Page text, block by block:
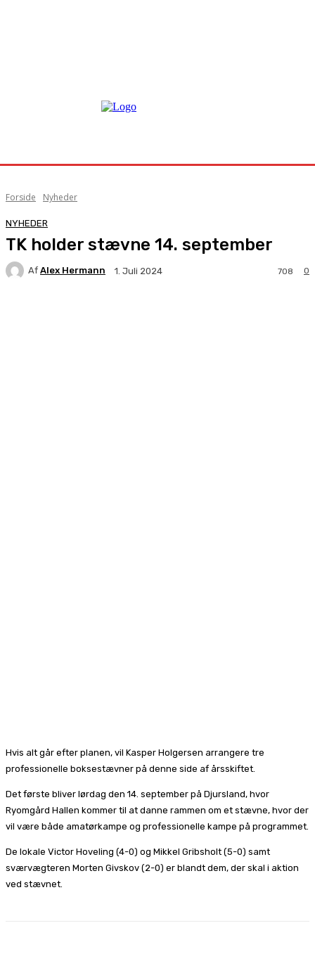
Forside Nyheder
NYHEDER
TK holder stævne 14. september
Af Alex Hermann 1. Juli 2024 0
708
Hvis alt går efter planen, vil Kasper Holgersen arrangere tre
professionelle boksestævner på denne side af årsskiftet.
Det første bliver lørdag den 14. september på Djursland, hvor
Ryomgård Hallen kommer til at danne rammen om et stævne, hvor der
vil være både amatørkampe og professionelle kampe på programmet.
De lokale Victor Hoveling (4-0) og Mikkel Gribsholt (5-0) samt
sværvægteren Morten Givskov (2-0) er blandt dem, der skal i aktion
ved stævnet.